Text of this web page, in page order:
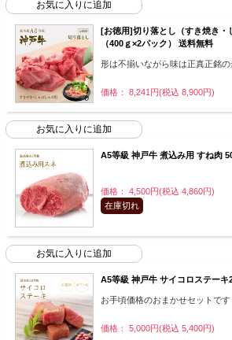
[お徳用]切り落とし（すき焼き
（400ｇ×2パック） 送料無料
形は不揃いながら味は正真正銘
価格： 8,241円(税込 8,900円)
A5等級 神戸牛 煮込み用 すね肉
価格： 4,500円(税込 4,860円)
在庫切れ
A5等級 神戸牛 サイコロステーキ
お手頃価格のおまかせセットです
価格： 5,000円(税込 5,400円)